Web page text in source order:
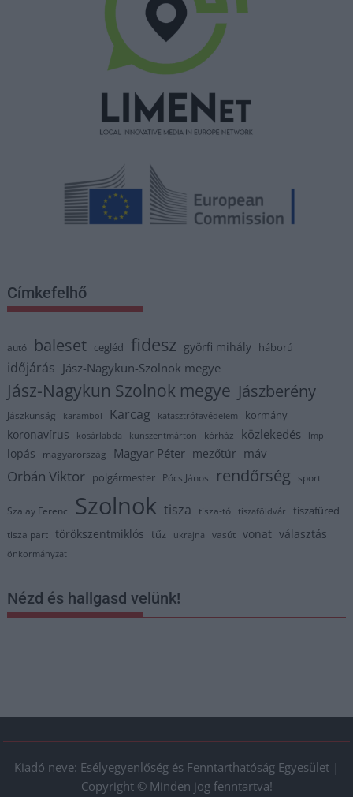
Címkefelhő
autó baleset cegléd fidesz györfi mihály háború
időjárás Jász-Nagykun-Szolnok megye
Jász-Nagykun Szolnok megye Jászberény
Jászkunság karambol Karcag katasztrófavédelem kormány
koronavírus kosárlabda kunszentmárton kórház közlekedés lmp
lopás magyarország Magyar Péter mezőtúr máv
Orbán Viktor polgármester Pócs János rendőrség sport
Szalay Ferenc Szolnok tisza tisza-tó tiszaföldvár tiszafüred
tisza part törökszentmiklós tűz ukrajna vasút vonat választás
önkormányzat
Nézd és hallgasd velünk!
Kiadó neve: Esélyegyenlőség és Fenntarthatóság Egyesület |
Copyright © Minden jog fenntartva!